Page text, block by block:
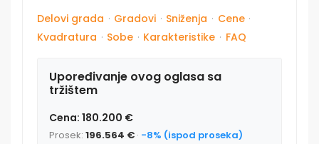
Delovi grada · Gradovi · Sniženja · Cene ·
Kvadratura · Sobe · Karakteristike · FAQ
Upoređivanje ovog oglasa sa
tržištem
Cena: 180.200 €
Prosek: 196.564 € · -8% (ispod proseka)